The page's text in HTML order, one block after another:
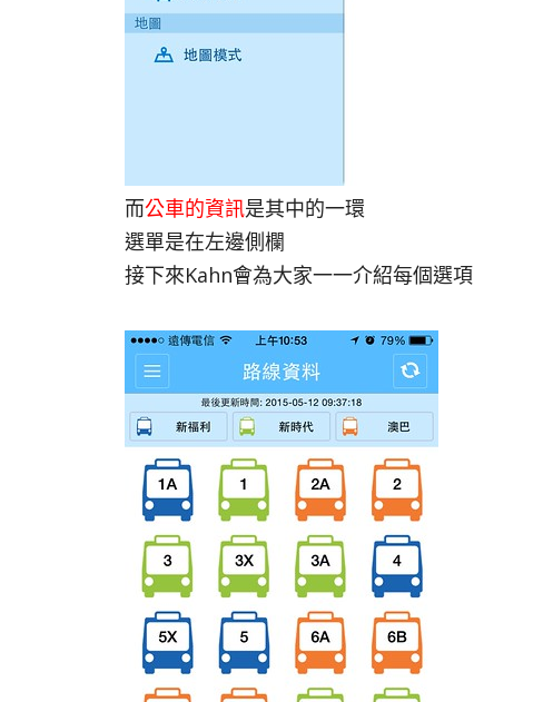
而公車的資訊是其中的一環
選單是在左邊側欄
接下來Kahn會為大家一一介紹每個選項